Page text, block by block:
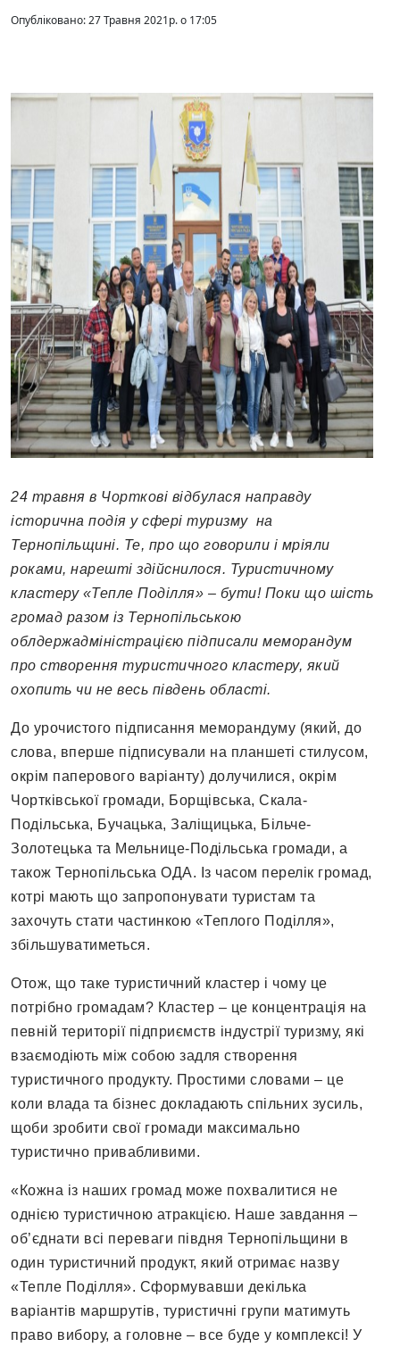
Опубліковано: 27 Травня 2021р. о 17:05
24 травня в Чорткові відбулася направду
історична подія у сфері туризму на
Тернопільщині. Те, про що говорили і мріяли
роками, нарешті здійснилося. Туристичному
кластеру «Тепле Поділля» – бути! Поки що шість
громад разом із Тернопільською
облдержадміністрацією підписали меморандум
про створення туристичного кластеру, який
охопить чи не весь південь області.
До урочистого підписання меморандуму (який, до
слова, вперше підписували на планшеті стилусом,
окрім паперового варіанту) долучилися, окрім
Чортківської громади, Борщівська, Скала-
Подільська, Бучацька, Заліщицька, Більче-
Золотецька та Мельнице-Подільська громади, а
також Тернопільська ОДА. Із часом перелік громад,
котрі мають що запропонувати туристам та
захочуть стати частинкою «Теплого Поділля»,
збільшуватиметься.
Отож, що таке туристичний кластер і чому це
потрібно громадам? Кластер – це концентрація на
певній території підприємств індустрії туризму, які
взаємодіють між собою задля створення
туристичного продукту. Простими словами – це
коли влада та бізнес докладають спільних зусиль,
щоби зробити свої громади максимально
туристично привабливими.
«Кожна із наших громад може похвалитися не
однією туристичною атракцією. Наше завдання –
об’єднати всі переваги півдня Тернопільщини в
один туристичний продукт, який отримає назву
«Тепле Поділля». Сформувавши декілька
варіантів маршрутів, туристичні групи матимуть
право вибору, а головне – все буде у комплексі! У